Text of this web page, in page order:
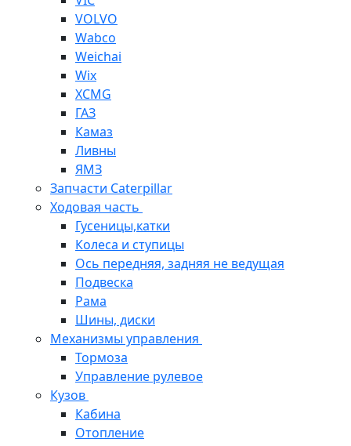
VOLVO
Wabco
Weichai
Wix
XCMG
ГАЗ
Камаз
Ливны
ЯМЗ
Запчасти Caterpillar
Ходовая часть
Гусеницы,катки
Колеса и ступицы
Ось передняя, задняя не ведущая
Подвеска
Рама
Шины, диски
Механизмы управления
Тормоза
Управление рулевое
Кузов
Кабина
Отопление